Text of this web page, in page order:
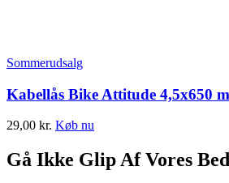
Sommerudsalg
Kabellås Bike Attitude 4,5x650
29,00 kr. Køb nu
Gå Ikke Glip Af Vores